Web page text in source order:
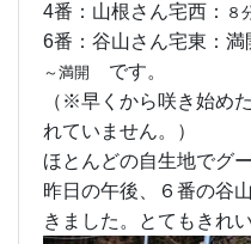
4番：山根さん宅西： ８
6番：谷山さん宅東：
～満開
です。
（※早くから咲き始め
れていません。）
ほとんどの自生地でグ
昨日の午後、６番の谷
きました。とてもきれ